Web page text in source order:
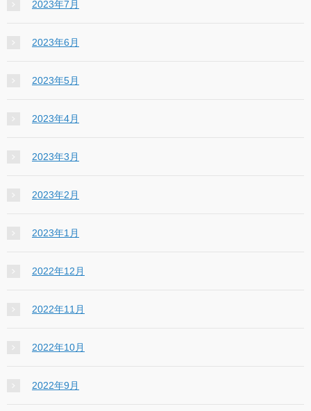
2023年7月
2023年6月
2023年5月
2023年4月
2023年3月
2023年2月
2023年1月
2022年12月
2022年11月
2022年10月
2022年9月